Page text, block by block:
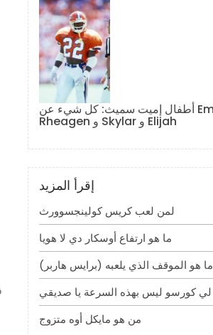
أطفال إميت سميث: كل شيء عن Emmitt و
Rheagen و Skylar و Elijah
إقرأ المزيد
لمن لعب كريس كولينجسوورث
ما هو ارتفاع أوسكار دي لا هويا
ما هو الموقف الذي يلعبه (برايس هاربر)
لي كورسو ليس بهذه السرعة يا صديقي
من هو مايكل أوه متزوج